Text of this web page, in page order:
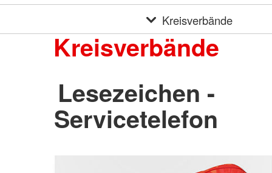
Kreisverbände
Kreisverbände
Lesezeichen -
Servicetelefon